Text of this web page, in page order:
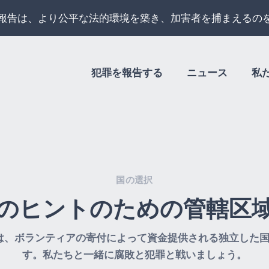
告は、より公平な法的環境を築き、加害者を捕まえるの
犯罪を報告する ニュース 私
国の選択
ヒントのための管轄区
ボランティアの寄付によって資金提供される独立した
す。私たちと一緒に腐敗と犯罪と戦いましょう。